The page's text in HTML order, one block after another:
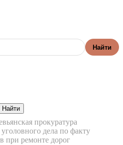
Найти
Найти
прокуратура
дела по факту
при ремонте дорог